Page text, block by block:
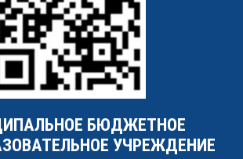
БЮДЖЕТНОЕ
УЧРЕЖДЕНИЕ